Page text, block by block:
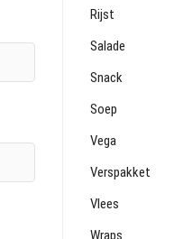
Rijst
Salade
Snack
Soep
Vega
Verspakket
Vlees
Wraps